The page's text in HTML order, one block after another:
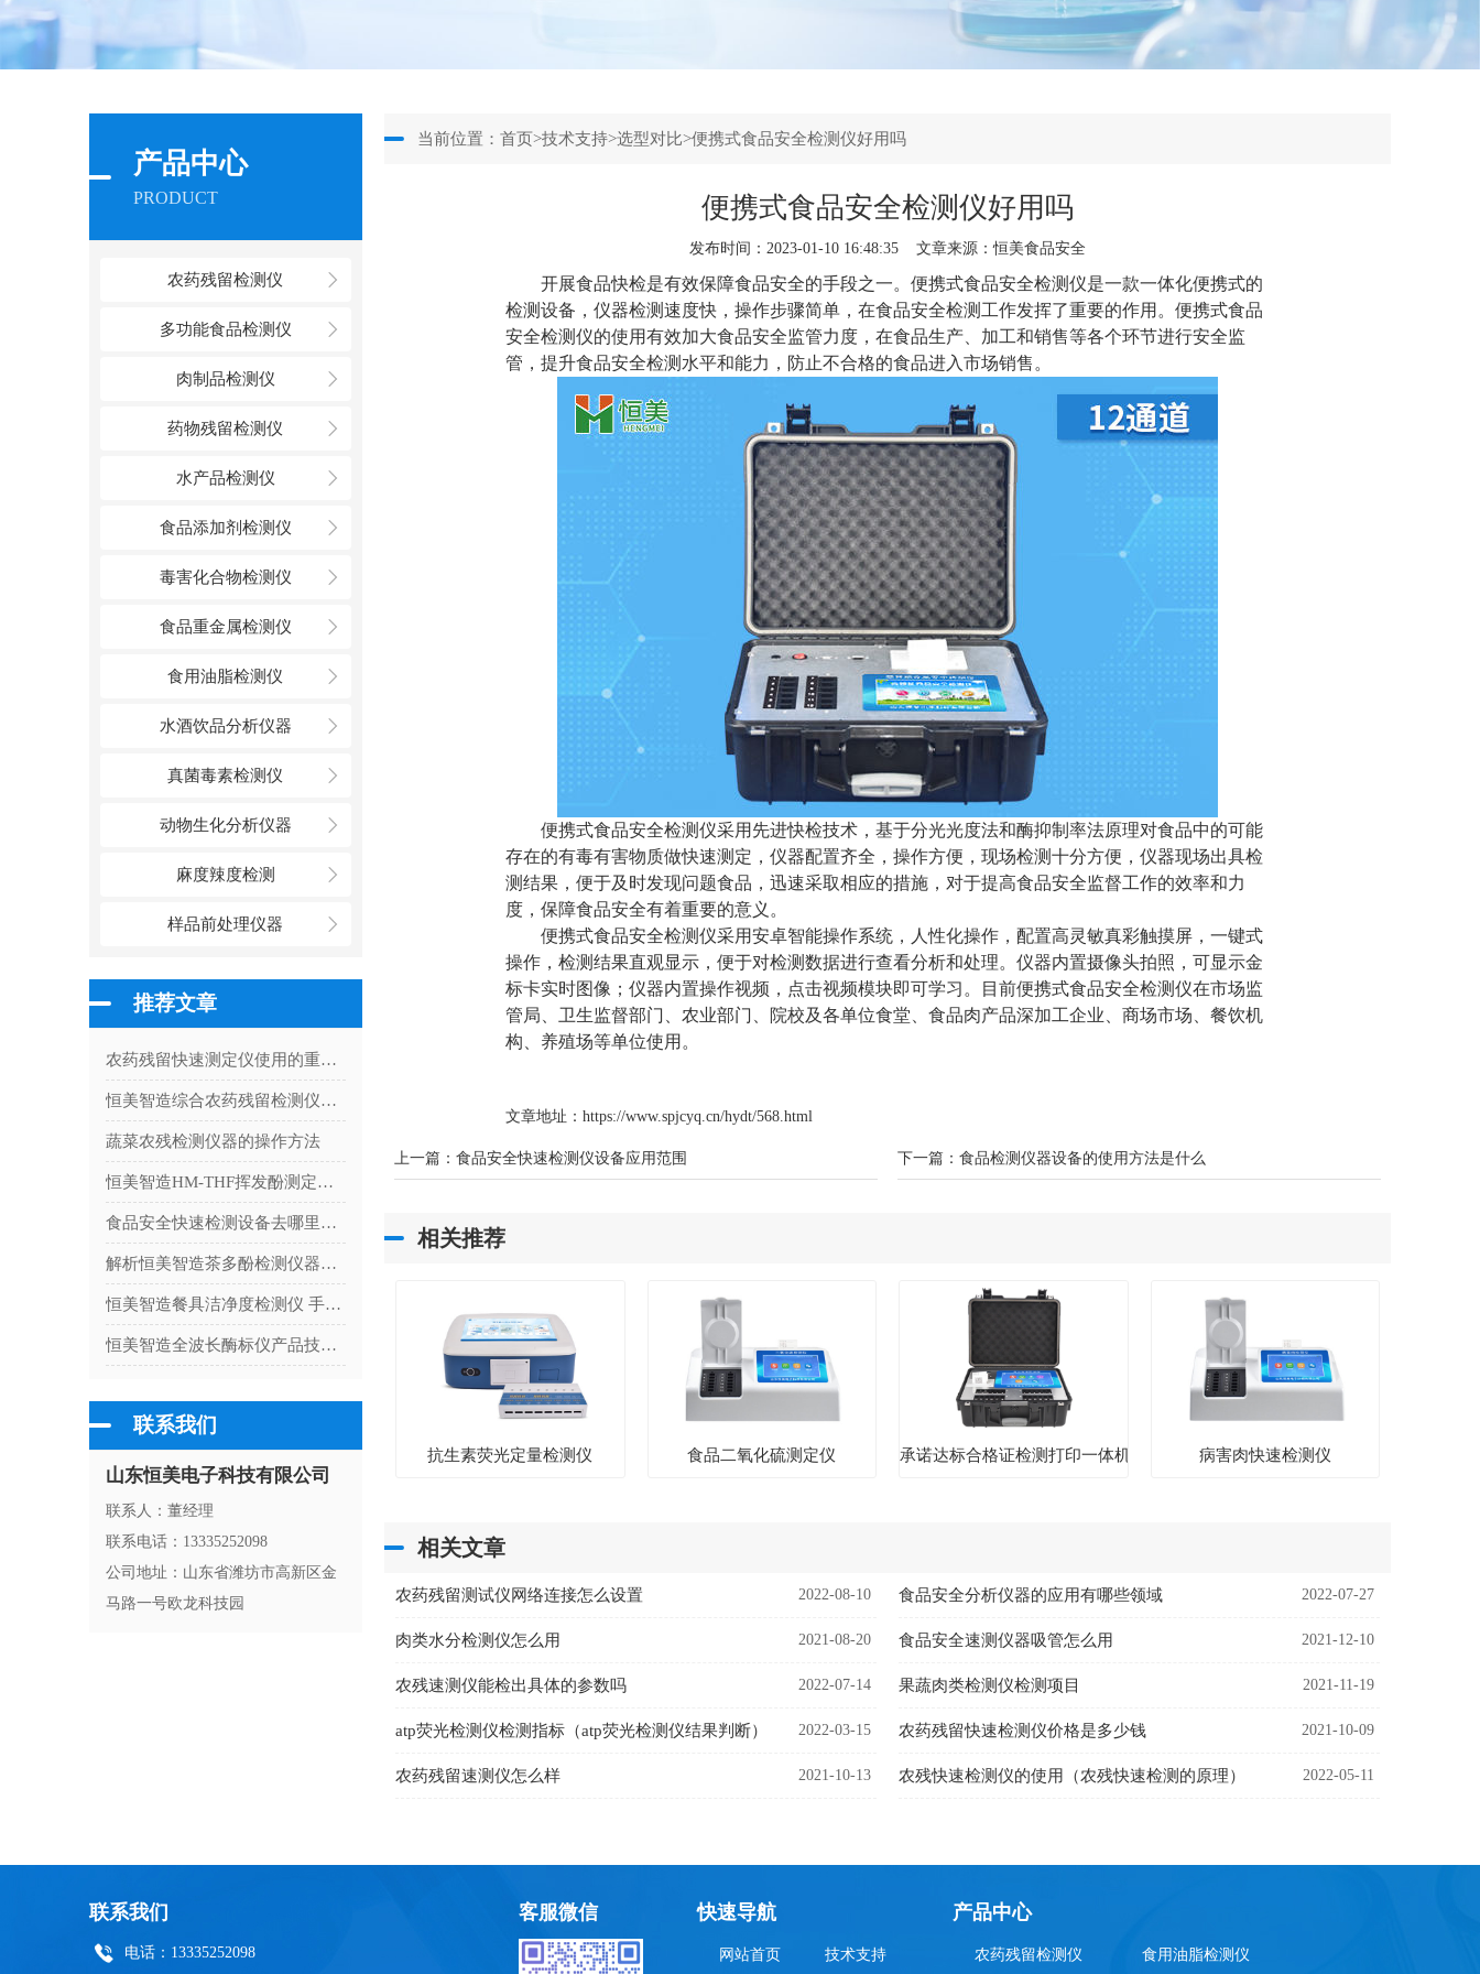
产品中心
PRODUCT
农药残留检测仪
多功能食品检测仪
肉制品检测仪
药物残留检测仪
水产品检测仪
食品添加剂检测仪
毒害化合物检测仪
食品重金属检测仪
食用油脂检测仪
水酒饮品分析仪器
真菌毒素检测仪
动物生化分析仪器
麻度辣度检测
样品前处理仪器
推荐文章
农药残留快速测定仪使用的重要性
恒美智造综合农药残留检测仪与沃特世农残测试仪投资回报对比分析
蔬菜农残检测仪器的操作方法
恒美智造HM-THF挥发酚测定仪产品技术白皮书
食品安全快速检测设备去哪里购买比较合适
解析恒美智造茶多酚检测仪器：完善售后与服务支持体系
恒美智造餐具洁净度检测仪 手持荧光检测仪合规认证全解析
恒美智造全波长酶标仪产品技术白皮书：HM-96Q酶标仪核心技术深度解析
联系我们
山东恒美电子科技有限公司
联系人：董经理
联系电话：13335252098
公司地址：山东省潍坊市高新区金
马路一号欧龙科技园
当前位置：首页>技术支持>选型对比>便携式食品安全检测仪好用吗
便携式食品安全检测仪好用吗
发布时间：2023-01-10 16:48:35 文章来源：恒美食品安全
开展食品快检是有效保障食品安全的手段之一。 便携式食品安全检测仪是一款一体化便携式的
检测设备，仪器检测速度快，操作步骤简单，在食品安全检测工作发挥了重要的作用。便携式食品
安全检测仪的使用有效加大食品安全监管力度，在食品生产、加工和销售等各个环节进行安全监
管，提升食品安全检测水平和能力，防止不合格的食品进入市场销售。
便携式食品安全检测仪采用先进快检技术，基于分光光度法和酶抑制率法原理对食品中的可能
存在的有毒有害物质做快速测定，仪器配置齐全，操作方便，现场检测十分方便，仪器现场出具检
测结果，便于及时发现问题食品，迅速采取相应的措施，对于提高食品安全监督工作的效率和力
度，保障食品安全有着重要的意义。
便携式食品安全检测仪采用安卓智能操作系统，人性化操作，配置高灵敏真彩触摸屏，一键式
操作，检测结果直观显示，便于对检测数据进行查看分析和处理。仪器内置摄像头拍照，可显示金
标卡实时图像；仪器内置操作视频，点击视频模块即可学习。目前便携式食品安全检测仪在市场监
管局、卫生监督部门、农业部门、院校及各单位食堂、食品肉产品深加工企业、商场市场、餐饮机
构、养殖场等单位使用。
文章地址： https://www.spjcyq.cn/hydt/568.html
上一篇：食品安全快速检测仪设备应用范围 下一篇：食品检测仪器设备的使用方法是什么
相关推荐
抗生素荧光定量检测仪 食品二氧化硫测定仪 承诺达标合格证检测打印一体机 病害肉快速检测仪
相关文章
农药残留测试仪网络连接怎么设置 2022-08-10 食品安全分析仪器的应用有哪些领域 2022-07-27
肉类水分检测仪怎么用 2021-08-20 食品安全速测仪器吸管怎么用 2021-12-10
农残速测仪能检出具体的参数吗 2022-07-14 果蔬肉类检测仪检测项目 2021-11-19
atp荧光检测仪检测指标（atp荧光检测仪结果判断） 2022-03-15 农药残留快速检测仪价格是多少钱 2021-10-09
农药残留速测仪怎么样 2021-10-13 农残快速检测仪的使用（农残快速检测的原理） 2022-05-11
联系我们
电话：13335252098
客服微信 快速导航
网站首页 技术支持
产品中心
农药残留检测仪 食用油脂检测仪